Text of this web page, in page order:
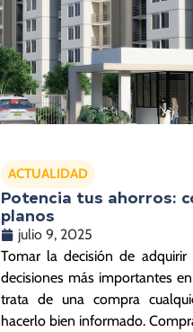
ACTUALIDAD
Potencia tus ahorros:
planos
julio 9, 2025
Tomar la decisión de
decisiones más importantes
trata de una compra
hacerlo bien informado.